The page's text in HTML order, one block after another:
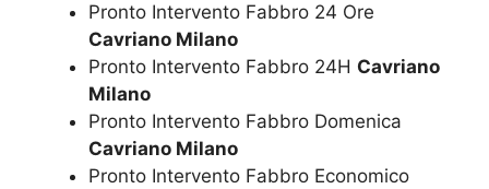
Pronto Intervento Fabbro 24 Ore
Cavriano Milano
Pronto Intervento Fabbro 24H Cavriano
Milano
Pronto Intervento Fabbro Domenica
Cavriano Milano
Pronto Intervento Fabbro Economico